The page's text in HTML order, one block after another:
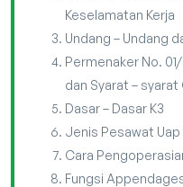
Keselamatan Kerja
Undang – Undang
Permenaker No.
dan Syarat –
Dasar – Dasar K3
Jenis Pesawat Uap
Cara
Fungsi